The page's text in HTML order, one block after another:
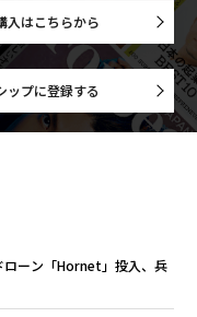
入はこちらから
ップに登録する
ーン「Hornet」投入、兵